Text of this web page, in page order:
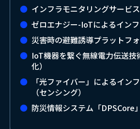
インフラモニタリングサービ
ゼロエナジー-IoTによるイン
災害時の避難誘導プラットフ
IoT機器を繋ぐ無線電力伝送技
化）
「光ファイバー」によるイン
（センシング）
防災情報システム「DPSCore」